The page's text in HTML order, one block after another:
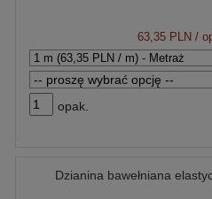
63,35 PLN /
opak.
Dzianina bawełniana